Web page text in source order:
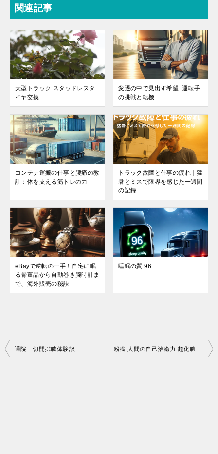
関連記事
大型トラック スタッドレスタ
イヤ交換
変遷の中で見出す希望: 運転手
の挑戦と転機
コンテナ運搬の仕事と腰痛の教
訓：体を支える筋トレの力
トラック故障と仕事の疲れ｜猛
暑とミスで限界を感じた一週間
の記録
eBayで逆転の一手！自宅に眠
る骨董品から自動巻き腕時計ま
で、海外販売の秘訣
睡眠の質 96
投
通院 切開排膿体験談 粉瘤 人間の自己治癒力 超化膿粉瘤切開排膿体験談